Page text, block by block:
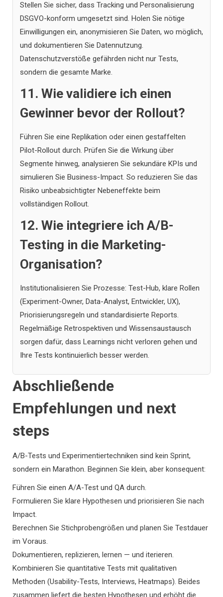
Stellen Sie sicher, dass Tracking und Personalisierung
DSGVO-konform umgesetzt sind. Holen Sie nötige
Einwilligungen ein, anonymisieren Sie Daten, wo möglich,
und dokumentieren Sie Datennutzung.
Datenschutzverstöße gefährden nicht nur Tests,
sondern die gesamte Marke.
11. Wie validiere ich einen
Gewinner bevor der Rollout?
Führen Sie eine Replikation oder einen gestaffelten
Pilot-Rollout durch. Prüfen Sie die Wirkung über
Segmente hinweg, analysieren Sie sekundäre KPIs und
simulieren Sie Business-Impact. So reduzieren Sie das
Risiko unbeabsichtigter Nebeneffekte beim
vollständigen Rollout.
12. Wie integriere ich A/B-
Testing in die Marketing-
Organisation?
Institutionalisieren Sie Prozesse: Test-Hub, klare Rollen
(Experiment-Owner, Data-Analyst, Entwickler, UX),
Priorisierungsregeln und standardisierte Reports.
Regelmäßige Retrospektiven und Wissensaustausch
sorgen dafür, dass Learnings nicht verloren gehen und
Ihre Tests kontinuierlich besser werden.
Abschließende
Empfehlungen und next
steps
A/B-Tests und Experimentiertechniken sind kein Sprint,
sondern ein Marathon. Beginnen Sie klein, aber konsequent:
Führen Sie einen A/A-Test und QA durch.
Formulieren Sie klare Hypothesen und priorisieren Sie nach
Impact.
Berechnen Sie Stichprobengrößen und planen Sie Testdauer
im Voraus.
Dokumentieren, replizieren, lernen — und iterieren.
Kombinieren Sie quantitative Tests mit qualitativen
Methoden (Usability-Tests, Interviews, Heatmaps). Beides
zusammen liefert die besten Hypothesen und erhöht die